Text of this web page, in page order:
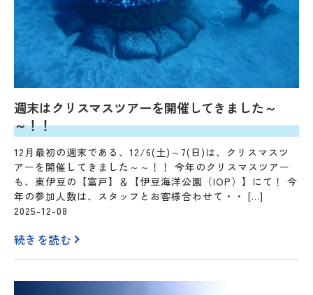
週末はクリスマスツアーを開催してきました～
～！！
12月最初の週末である、12/6(土)～7(日)は、クリスマスツ
アーを開催してきました～～！！ 今年のクリスマスツアー
も、東伊豆の【富戸】＆【伊豆海洋公園（IOP）】にて！ 今
年の参加人数は、スタッフとお客様合わせて・・ […]
2025-12-08
続きを読む